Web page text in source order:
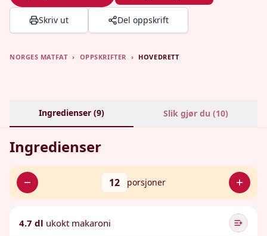
Skriv ut Del oppskrift
NORGES MATFAT › OPPSKRIFTER › HOVEDRETT
Ingredienser (9) Slik gjør du (10)
Ingredienser
12 porsjoner
4.7 dl ukokt makaroni